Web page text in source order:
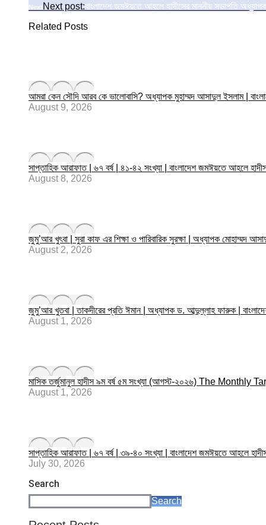
Next Next post:বাংলাদেশ জমঈয়তে আহলে হাদীসের মাননীয় সভাপতি
Related Posts
আমরা কেন সৌদি আরব কে ভালোবাসি? অধ্যাপক মুহাম্মদ আসাদুল ইসলাম |
August 9, 2026
সাপ্তাহিক আরাফাত | ৬৭ বর্ষ | ৪১-৪২ সংখ্যা | বাংলাদেশ জমঈয়তে আহলে
August 8, 2026
জুমু’আর খুৎবা | সুরা কাফ এর শিক্ষা ও পারিবারিক সুরক্ষা | অধ্যাপক
August 2, 2026
জুমু’আর খুতবা | তাকদীরের প্রতি ঈমান | অধ্যাপক ড. আব্দুল্লাহ ফারুক |
August 1, 2026
মাসিক তর্জুমানুল হাদীস ৯ম বর্ষ ৫ম সংখ্যা (আগস্ট-২০২৬) The
August 1, 2026
সাপ্তাহিক আরাফাত | ৬৭ বর্ষ | ৩৯-৪০ সংখ্যা | বাংলাদেশ জমঈয়তে আহলে
July 30, 2026
Search
Search